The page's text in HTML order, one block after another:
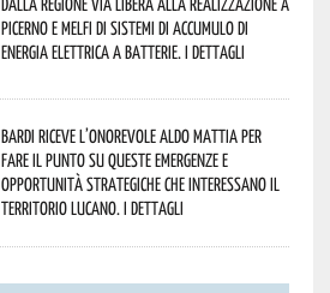
Picerno e Melfi di sistemi di accumulo di
energia elettrica a batterie. I dettagli
Bardi riceve l’onorevole Aldo Mattia per
fare il punto su queste emergenze e
opportunità strategiche che interessano il
territorio lucano. I dettagli